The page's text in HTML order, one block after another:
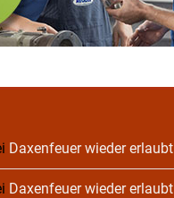
Daxenfeuer wieder erlaubt
Daxenfeuer wieder erlaubt